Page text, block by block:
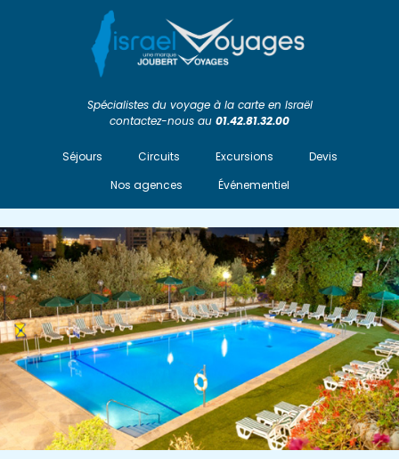
Spécialistes du voyage à la carte en Israël
contactez-nous au 01.42.81.32.00
Séjours Circuits Excursions
Devis
Nos agences
Événementiel